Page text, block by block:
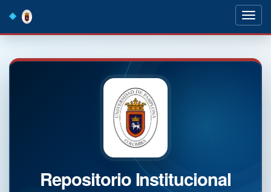
navigation
Repositorio Institucional